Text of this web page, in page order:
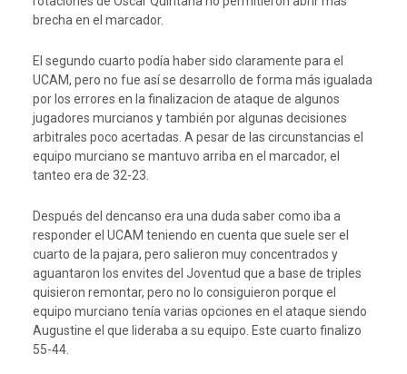
brecha en el marcador.
El segundo cuarto podía haber sido claramente para el
UCAM, pero no fue así se desarrollo de forma más igualada
por los errores en la finalizacion de ataque de algunos
jugadores murcianos y también por algunas decisiones
arbitrales poco acertadas. A pesar de las circunstancias el
equipo murciano se mantuvo arriba en el marcador, el
tanteo era de 32-23.
Después del dencanso era una duda saber como iba a
responder el UCAM teniendo en cuenta que suele ser el
cuarto de la pajara, pero salieron muy concentrados y
aguantaron los envites del Joventud que a base de triples
quisieron remontar, pero no lo consiguieron porque el
equipo murciano tenía varias opciones en el ataque siendo
Augustine el que lideraba a su equipo. Este cuarto finalizo
55-44.